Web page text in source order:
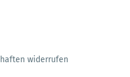
widerrufen